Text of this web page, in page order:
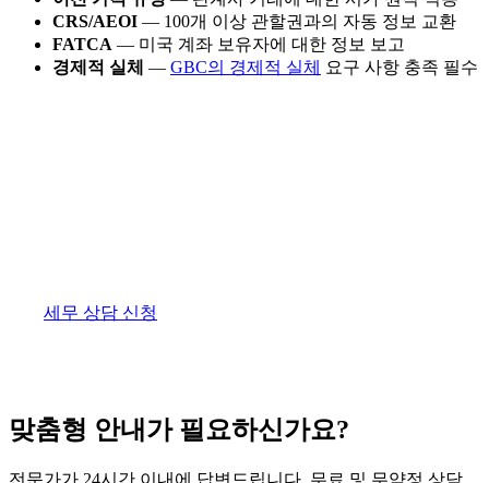
CRS/AEOI — 100개 이상 관할권과의 자동 정보 교환
FATCA — 미국 계좌 보유자에 대한 정보 보고
경제적 실체 — GBC의 경제적 실체 요구 사항 충족 필수
세무 상담 신청
맞춤형 안내가 필요하신가요?
전문가가 24시간 이내에 답변드립니다. 무료 및 무약정 상담.